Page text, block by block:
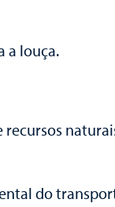
a louça.
do